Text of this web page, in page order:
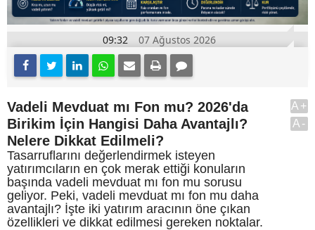
09:32 07 Ağustos 2026
Vadeli Mevduat mı Fon mu? 2026'da
Birikim İçin Hangisi Daha Avantajlı?
Nelere Dikkat Edilmeli?
Tasarruflarını değerlendirmek isteyen
yatırımcıların en çok merak ettiği konuların
başında vadeli mevduat mı fon mu sorusu
geliyor. Peki, vadeli mevduat mı fon mu daha
avantajlı? İşte iki yatırım aracının öne çıkan
özellikleri ve dikkat edilmesi gereken noktalar.
A+
A-